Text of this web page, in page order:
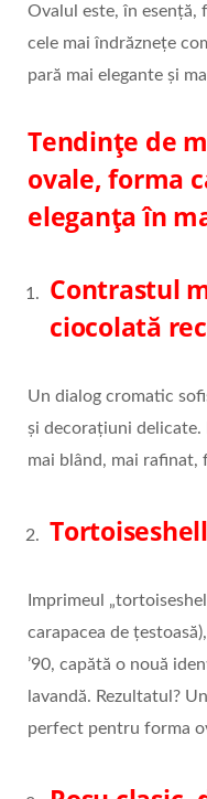
Ovalul este, în esență,
cele mai îndrăznețe
pară mai elegante și
Tendințe de
ovale, forma
eleganța în
Contrastul
ciocolată
Un dialog cromatic
și decorațiuni delicate.
mai blând, mai rafinat,
Imprimeul
carapacea de
’90, capătă o nouă
lavandă. Rezultatul?
perfect pentru forma